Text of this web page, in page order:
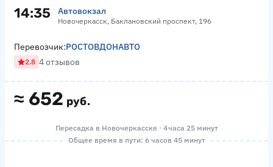
14:35 Автовокзал
Новочеркасск, Баклановский проспект, 196
≈ 652 руб.
Перевозчик:РОСТОВДОНАВТО
2.8 4 отзывов
Пересадка в Новочеркасске · 4 часа 25 минут
Общее время в пути: 6 часов 45 минут